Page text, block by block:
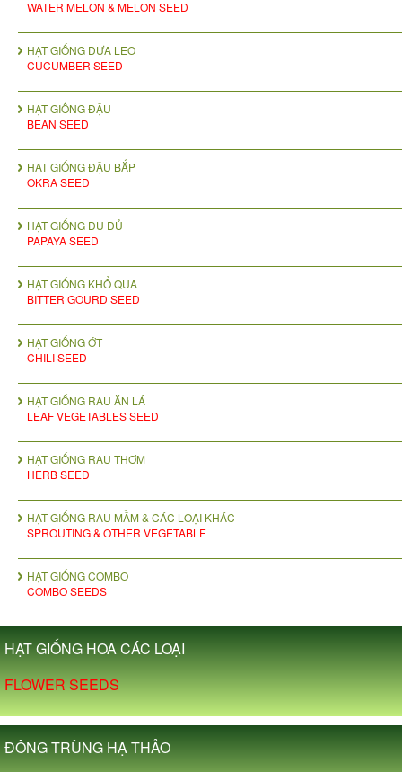
WATER MELON & MELON SEED
HẠT GIỐNG DƯA LEO
CUCUMBER SEED
HẠT GIỐNG ĐẬU
BEAN SEED
HAT GIỐNG ĐẬU BẮP
OKRA SEED
HẠT GIỐNG ĐU ĐỦ
PAPAYA SEED
HẠT GIỐNG KHỔ QUA
BITTER GOURD SEED
HẠT GIỐNG ỚT
CHILI SEED
HẠT GIỐNG RAU ĂN LÁ
LEAF VEGETABLES SEED
HẠT GIỐNG RAU THƠM
HERB SEED
HẠT GIỐNG RAU MẦM & CÁC LOẠI KHÁC
SPROUTING & OTHER VEGETABLE
HẠT GIỐNG COMBO
COMBO SEEDS
HẠT GIỐNG HOA CÁC LOẠI
FLOWER SEEDS
ĐÔNG TRÙNG HẠ THẢO